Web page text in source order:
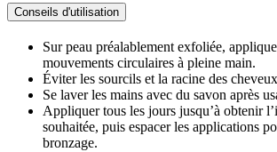
Conseils d'utilisation
Sur peau préalablement exfoliée,
mouvements circulaires à pleine main.
Éviter les sourcils et la racine des
Se laver les mains avec du savon après
Appliquer tous les jours jusqu’à obtenir
souhaitée, puis espacer les applications
bronzage.